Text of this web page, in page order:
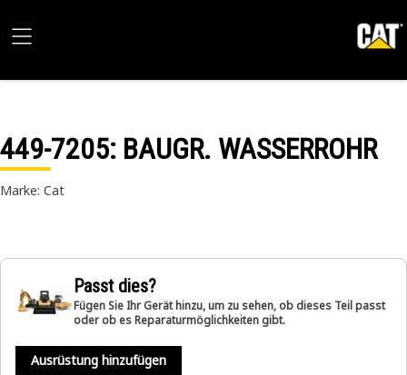
449-7205: BAUGR. WASSERROHR
Marke: Cat
Passt dies?
Fügen Sie Ihr Gerät hinzu, um zu sehen, ob dieses Teil passt
oder ob es Reparaturmöglichkeiten gibt.
Ausrüstung hinzufügen